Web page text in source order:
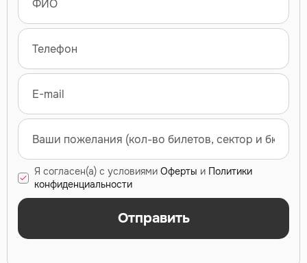
Я согласен(а) с условиями Оферты и Политики
конфиденциальности
Отправить